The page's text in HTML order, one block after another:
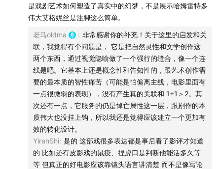
松岭人的生活
对比《荒野的羁绊》
向总统山雕像泼油漆，可以吗？
哥哥保护妹妹
《无依之地》的疗伤办法
经济危机和个人危机
去政治化的解决路径
赵婷是逃避主义吗？
《无依之地》的原著是批判美国梦
电影版彻底去政治化
无家可归和无房可归
超越左右分歧的温情
是戏剧艺术如何塑造了真实中的幻梦，不是展示哈姆雷特多
伟大艾格妮丝是注脚这么简单。
老马oldma : 非常感谢你的补充！关于这里的启发和关
联，我觉得有个问题是， 它是把自然灵性和文学创作这
两个东西，通过视觉隐喻做了一个强行的缝合，像一个连
线题吧。它基本上还是概念性和告知性的，跟艺术创作需
要的最本质的智性痛苦（可能是怕偏离主线，电影里面有
一点很微弱的表现），没有产生真的关联和 1+1＞2。其
次还有一点，它服务的仍是悼亡属性这一层，跟剧作的本
质伟大也没挂上钩，所以我还是觉得应该建立一个更加有
效的转化设计。
YiranShi: 是的 这部戏很多表达都是事后看了影评才知道
的 比如还有皮影戏的鼠疫、捏虎口是判断他能活多久等
等 但真正的好电影应该靠镜头语言讲清楚 而不是像写论